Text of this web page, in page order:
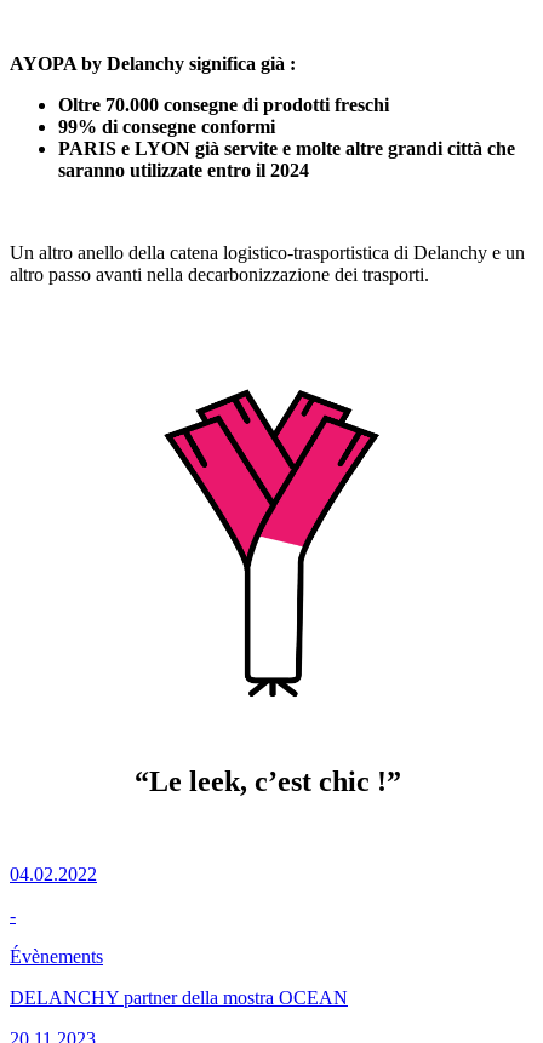
AYOPA by Delanchy significa già :
Oltre 70.000 consegne di prodotti freschi
99% di consegne conformi
PARIS e LYON già servite e molte altre grandi città che
saranno utilizzate entro il 2024
Un altro anello della catena logistico-trasportistica di Delanchy e un
altro passo avanti nella decarbonizzazione dei trasporti.
“Le leek, c’est chic !”
04.02.2022
-
Évènements
DELANCHY partner della mostra OCEAN
20.11.2023